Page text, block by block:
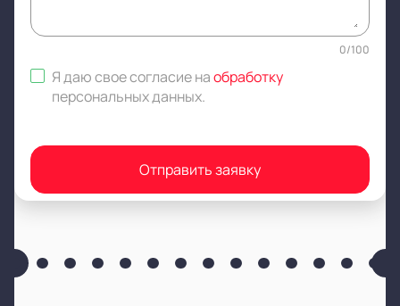
0/100
Я даю свое согласие наобработку
персональных данных.
Отправить заявку